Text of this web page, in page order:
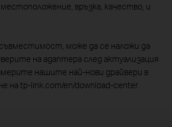
връзка, качество, и
може да се наложи да
на адаптера след актуализация
нашите най-нови драйвери в
на tp-link.com/en/download-center.